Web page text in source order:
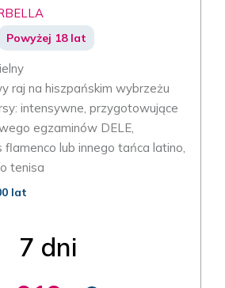
Powyżej 18 lat
raj na hiszpańskim wybrzeżu
intensywne, przygotowujące
egzaminów DELE,
flamenco lub innego tańca latino,
tenisa
lat
7 dni